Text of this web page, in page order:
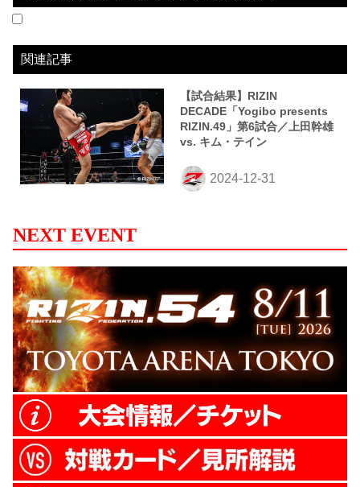
関連記事
【試合結果】RIZIN
DECADE「Yogibo presents
RIZIN.49」第6試合／上田幹雄
vs. キム・テイン
NEXT EVENT